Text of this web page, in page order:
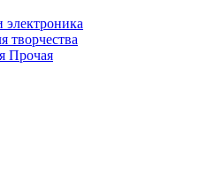
творчества
Прочая